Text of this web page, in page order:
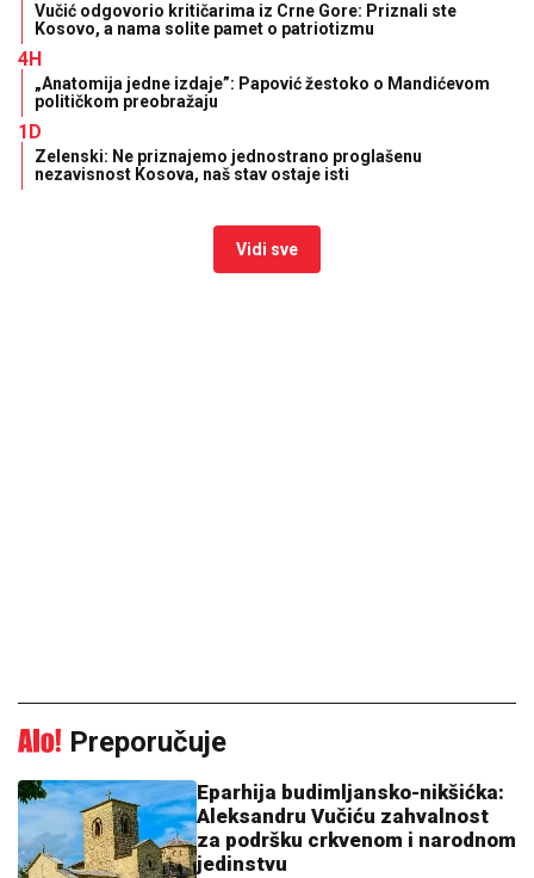
Vučić odgovorio kritičarima iz Crne Gore: Priznali ste
Kosovo, a nama solite pamet o patriotizmu
4H
„Anatomija jedne izdaje”: Papović žestoko o Mandićevom
političkom preobražaju
1D
Zelenski: Ne priznajemo jednostrano proglašenu
nezavisnost Kosova, naš stav ostaje isti
Vidi sve
Preporučuje
Eparhija budimljansko-nikšićka:
Aleksandru Vučiću zahvalnost
za podršku crkvenom i narodnom
jedinstvu